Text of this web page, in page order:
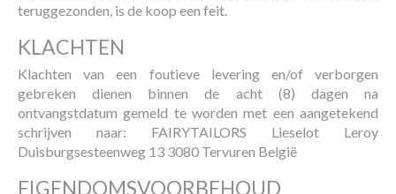
teruggezonden, is de koop een feit.
KLACHTEN
Klachten van een foutieve levering en/of verborgen
gebreken dienen binnen de acht (8) dagen na
ontvangstdatum gemeld te worden met een aangetekend
schrijven naar: FAIRYTAILORS Lieselot Leroy
Duisburgsesteenweg 13 3080 Tervuren België
EIGENDOMSVOORBEHOUD